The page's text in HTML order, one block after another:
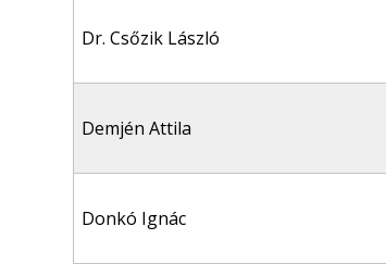
Dr. Csőzik László
Demjén Attila
Donkó Ignác